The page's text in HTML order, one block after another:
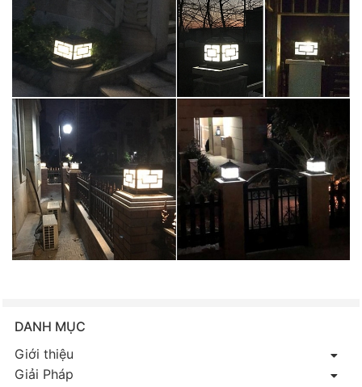
DANH MỤC
Giới thiệu
Giải Pháp